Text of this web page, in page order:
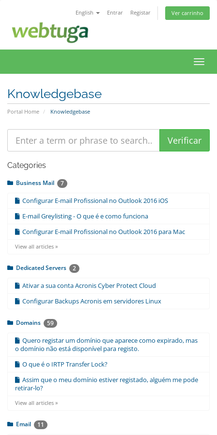
English Entrar Registar Ver carrinho
Knowledgebase
Portal Home Knowledgebase
Categories
Business Mail 7
Configurar E-mail Profissional no Outlook 2016 iOS
E-mail Greylisting - O que é e como funciona
Configurar E-mail Profissional no Outlook 2016 para Mac
View all articles »
Dedicated Servers 2
Ativar a sua conta Acronis Cyber Protect Cloud
Configurar Backups Acronis em servidores Linux
Domains 59
Quero registar um domínio que aparece como expirado, mas
o domínio não está disponível para registo.
O que é o IRTP Transfer Lock?
Assim que o meu domínio estiver registado, alguém me pode
retirar-lo?
View all articles »
Email 11